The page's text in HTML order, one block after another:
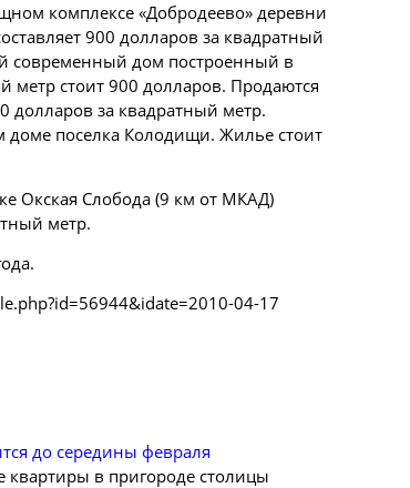
комплексе «Добродеево» деревни
900 долларов за квадратный
современный дом построенный в
стоит 900 долларов. Продаются
долларов за квадратный метр.
поселка Колодищи. Жилье стоит
Окская Слобода (9 км от МКАД)
метр.
04-17
до середины февраля
квартиры в пригороде столицы